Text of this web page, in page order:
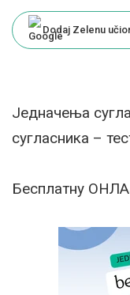
Dodaj Zelenu
Једначења
сугласника –
Бесплатну